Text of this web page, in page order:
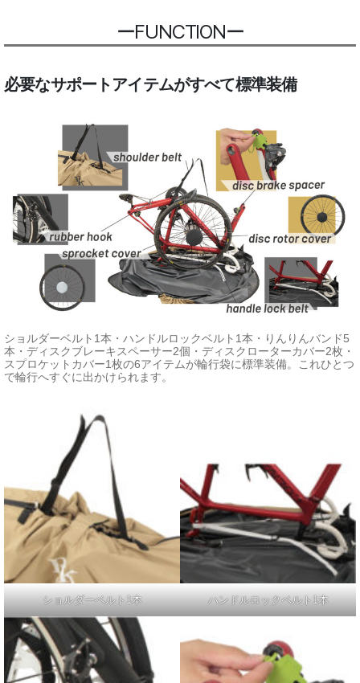
ーFUNCTIONー
必要なサポートアイテムがすべて標準装備
ショルダーベルト1本・ハンドルロックベルト1本・りんりんバンド5
本・ディスクブレーキスペーサー2個・ディスクローターカバー2枚・
スプロケットカバー1枚の6アイテムが輪行袋に標準装備。これひとつ
で輪行へすぐに出かけられます。
ショルダーベルト1本 ハンドルロックベルト1本